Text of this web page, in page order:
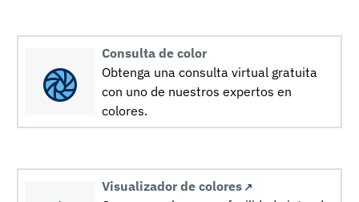
Consulta de color
Obtenga una consulta virtual gratuita
con uno de nuestros expertos en
colores.
Visualizador de colores